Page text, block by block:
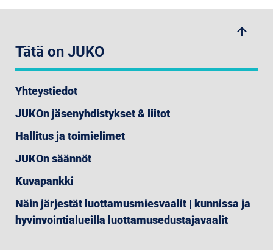
arrow_upwards
Tätä on JUKO
Yhteystiedot
JUKOn jäsenyhdistykset & liitot
Hallitus ja toimielimet
JUKOn säännöt
Kuvapankki
Näin järjestät luottamusmiesvaalit | kunnissa ja
hyvinvointialueilla luottamusedustajavaalit